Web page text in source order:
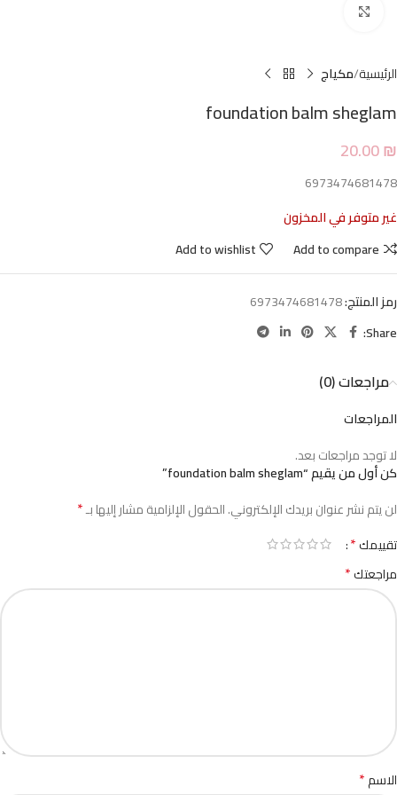
الرئيسية مكياج
foundation balm sheglam
20.00₪
6973474681478
غير متوفر في المخزون
Add to compare
Add to wishlist
رمز المنتج:6973474681478
Share:
مراجعات (0)
المراجعات
لا توجد مراجعات بعد.
كن أول من يقيم “foundation balm sheglam”
لن يتم نشر عنوان بريدك الإلكتروني.الحقول الإلزامية مشار إليها بـ*
تقييمك*
مراجعتك*
الاسم*